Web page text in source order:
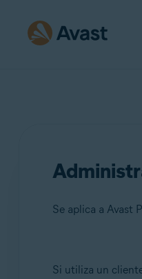
Se aplica a Avast
Productos:
Si utiliza un